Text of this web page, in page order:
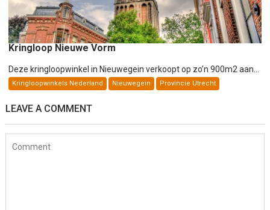
Kringloop Nieuwe Vorm
Deze kringloopwinkel in Nieuwegein verkoopt op zo’n 900m2 aan...
Kringloopwinkels Nederland Nieuwegein Provincie Utrecht
LEAVE A COMMENT